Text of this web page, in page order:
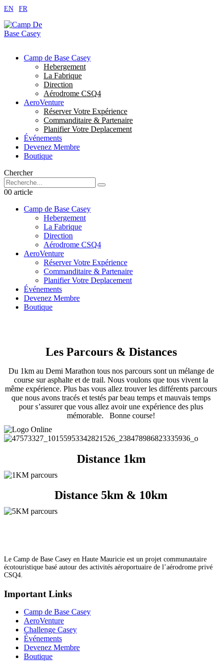
EN FR
Camp de Base Casey
Hebergement
La Fabrique
Direction
Aérodrome CSQ4
AeroVenture
Réserver Votre Expérience
Commanditaire & Partenaire
Planifier Votre Deplacement
Événements
Devenez Membre
Boutique
Chercher
00 article
Camp de Base Casey
Hebergement
La Fabrique
Direction
Aérodrome CSQ4
AeroVenture
Réserver Votre Expérience
Commanditaire & Partenaire
Planifier Votre Deplacement
Événements
Devenez Membre
Boutique
Les Parcours & Distances
Du 1km au Demi Marathon tous nos parcours sont un mélange de
course sur asphalte et de trail. Nous voulons que tous vivent la
même expérience. Plus bas vous allez trouver les différents parcours
que nous avons tracés et testés par beau temps et mauvais temps
pour s’assurer que vous allez avoir une expérience des plus
mémorable. Bonne course!
Distance 1km
Distance 5km & 10km
Le Camp de Base Casey en Haute Mauricie est un projet communautaire
écotouristique basé autour des activités aéroportuaire de l’aérodrome privé
CSQ4.
Important Links
Camp de Base Casey
AeroVenture
Challenge Casey
Événements
Devenez Membre
Boutique